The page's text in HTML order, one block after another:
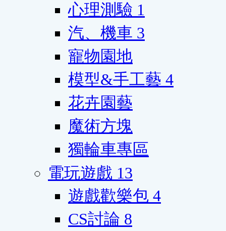
心理測驗 1
汽、機車 3
寵物園地
模型&手工藝 4
花卉園藝
魔術方塊
獨輪車專區
電玩遊戲 13
遊戲歡樂包 4
CS討論 8